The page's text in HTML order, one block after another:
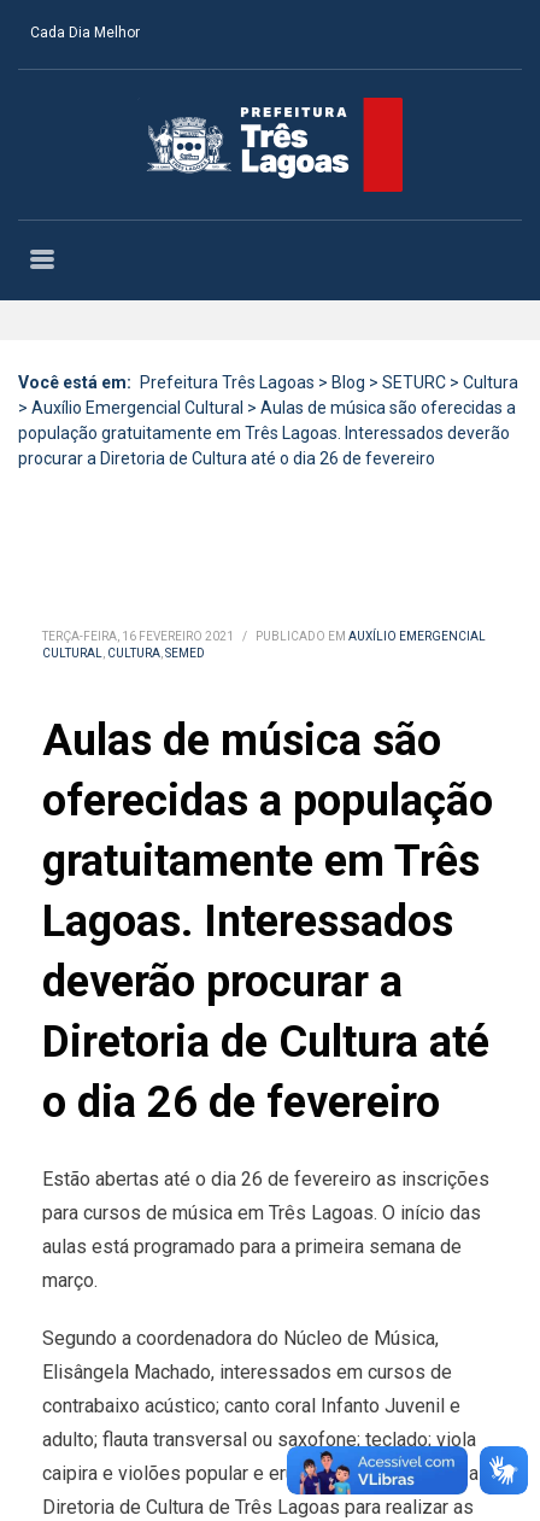
Cada Dia Melhor
Você está em: Prefeitura Três Lagoas > Blog > SETURC > Cultura
> Auxílio Emergencial Cultural > Aulas de música são oferecidas a
população gratuitamente em Três Lagoas. Interessados deverão
procurar a Diretoria de Cultura até o dia 26 de fevereiro
TERÇA-FEIRA, 16 FEVEREIRO 2021 / PUBLICADO EM AUXÍLIO EMERGENCIAL
CULTURAL, CULTURA,SEMED
Aulas de música são
oferecidas a população
gratuitamente em Três
Lagoas. Interessados
deverão procurar a
Diretoria de Cultura até
o dia 26 de fevereiro
Estão abertas até o dia 26 de fevereiro as inscrições
para cursos de música em Três Lagoas. O início das
aulas está programado para a primeira semana de
março.
Segundo a coordenadora do Núcleo de Música,
Elisângela Machado, interessados em cursos de
contrabaixo acústico; canto coral Infanto Juvenil e
adulto; flauta transversal ou saxofone; teclado; viola
caipira e violões popular e erudito devem procurar a
Diretoria de Cultura de Três Lagoas para realizar as